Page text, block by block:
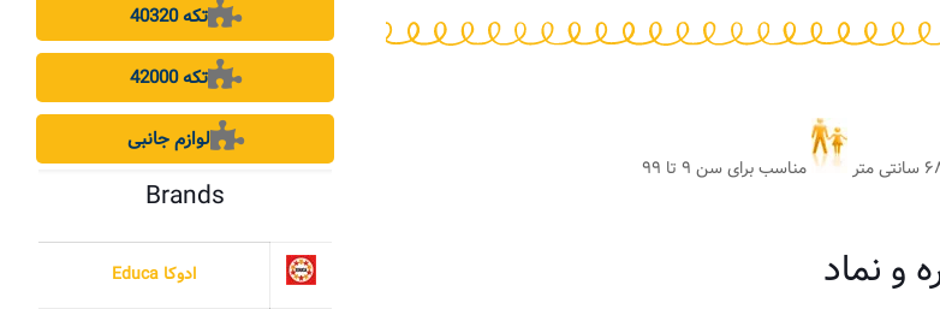
مناسب برای سن ۹ تا ۹۹
و نماد
40320 تکه
42000 تکه
لوازم جانبی
Brands
ادوکا Educa